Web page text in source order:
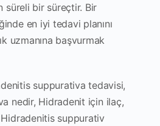
süreli bir süreçtir. Bir
en iyi tedavi planını
uzmanına başvurmak
suppurativa tedavisi,
nedir, Hidradenit için ilaç,
suppurativ